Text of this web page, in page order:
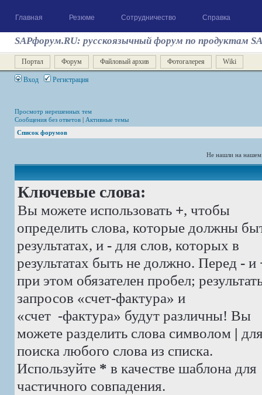
Главная Резюме Сотрудничество Справка
SAPфорум.RU: русскоязычный форум по продуктам
Портал Форум Файловый архив Фотогалерея Wiki
Вход Регистрация
Просмотр нерешенных тем
Сообщения без ответов | Активные темы
Список форумов
Не нашли на
Ключевые слова:
Вы можете использовать +, чтобы
определить слова, которые должны
результатах, и - для слов, которых в
результатах быть не должно. Перед - и
при этом обязателен пробел;
запросов «счет-фактура» и
«счет -фактура» будут различны! Вы
можете разделить слова символом |
поиска любого слова из списка.
Используйте * в качестве шаблона для
частичного совпадения.